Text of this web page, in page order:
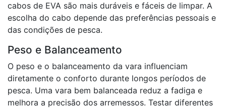
cabos de EVA são mais duráveis e fáceis de limpar. A
escolha do cabo depende das preferências pessoais e
das condições de pesca.
Peso e Balanceamento
O peso e o balanceamento da vara influenciam
diretamente o conforto durante longos períodos de
pesca. Uma vara bem balanceada reduz a fadiga e
melhora a precisão dos arremessos. Testar diferentes